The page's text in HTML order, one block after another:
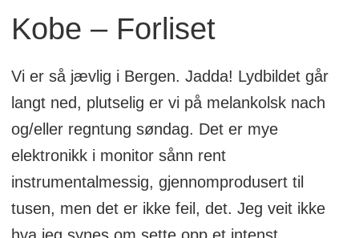
Kobe – Forliset
Vi er så jævlig i Bergen. Jadda! Lydbildet går
langt ned, plutselig er vi på melankolsk nach
og/eller regntung søndag. Det er mye
elektronikk i monitor sånn rent
instrumentalmessig, gjennomprodusert til
tusen, men det er ikke feil, det. Jeg veit ikke